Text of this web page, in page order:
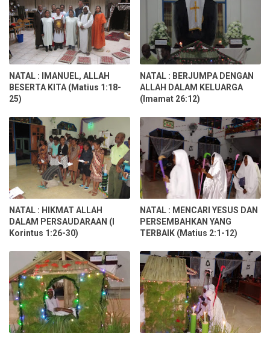
NATAL : IMANUEL, ALLAH
BESERTA KITA (Matius 1:18-
25)
NATAL : BERJUMPA DENGAN
ALLAH DALAM KELUARGA
(Imamat 26:12)
NATAL : HIKMAT ALLAH
DALAM PERSAUDARAAN (I
Korintus 1:26-30)
NATAL : MENCARI YESUS DAN
PERSEMBAHKAN YANG
TERBAIK (Matius 2:1-12)